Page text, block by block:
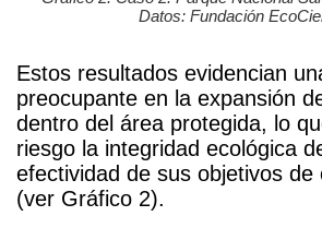
Datos: Fundación
Estos resultados evidencian
preocupante en la expansión
dentro del área protegida, lo
riesgo la integridad ecológica
efectividad de sus objetivos de
(ver Gráfico 2).